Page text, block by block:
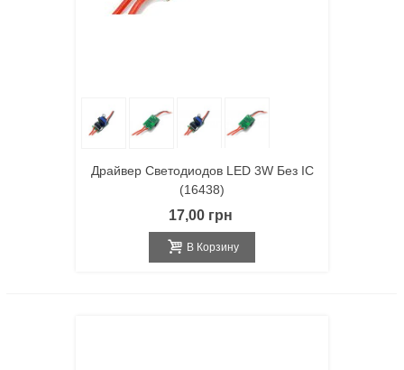
Драйвер Светодиодов LED 3W Без IC
(16438)
17,00 грн
В Корзину